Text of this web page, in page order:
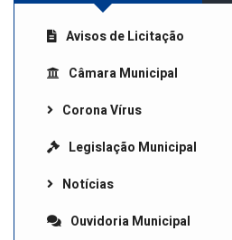
Avisos de Licitação
Câmara Municipal
Corona Vírus
Legislação Municipal
Notícias
Ouvidoria Municipal